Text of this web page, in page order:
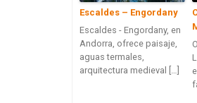
Escaldes – Engordany
Escaldes - Engordany, en
Andorra, ofrece paisaje,
aguas termales,
arquitectura medieval […]